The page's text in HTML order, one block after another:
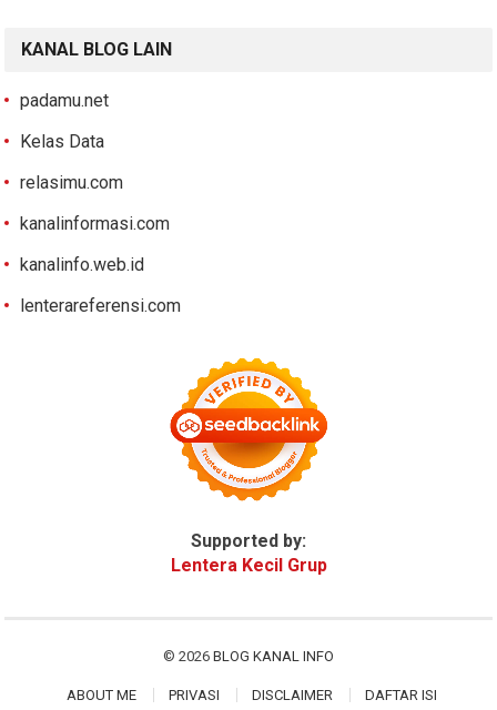
KANAL BLOG LAIN
padamu.net
Kelas Data
relasimu.com
kanalinformasi.com
kanalinfo.web.id
lenterareferensi.com
Supported by:
Lentera Kecil Grup
© 2026 BLOG KANAL INFO
ABOUT ME PRIVASI DISCLAIMER DAFTAR ISI